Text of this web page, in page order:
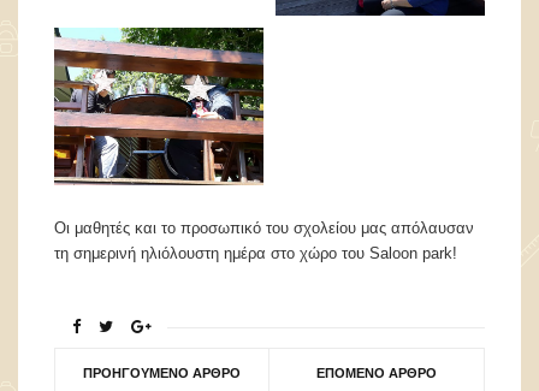
Οι μαθητές και το προσωπικό του σχολείου μας απόλαυσαν
τη σημερινή ηλιόλουστη ημέρα στο χώρο του Saloon park!
ΠΡΟΗΓΟΎΜΕΝΟ ΆΡΘΡΟ ΕΠΌΜΕΝΟ ΆΡΘΡΟ